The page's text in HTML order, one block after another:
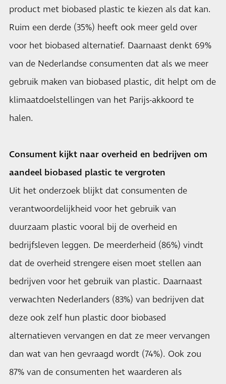
product met biobased plastic te kiezen als dat kan.
Ruim een derde (35%) heeft ook meer geld over
voor het biobased alternatief. Daarnaast denkt 69%
van de Nederlandse consumenten dat als we meer
gebruik maken van biobased plastic, dit helpt om de
klimaatdoelstellingen van het Parijs-akkoord te
halen.
Consument kijkt naar overheid en bedrijven om
aandeel biobased plastic te vergroten
Uit het onderzoek blijkt dat consumenten de
verantwoordelijkheid voor het gebruik van
duurzaam plastic vooral bij de overheid en
bedrijfsleven leggen. De meerderheid (86%) vindt
dat de overheid strengere eisen moet stellen aan
bedrijven voor het gebruik van plastic. Daarnaast
verwachten Nederlanders (83%) van bedrijven dat
deze ook zelf hun plastic door biobased
alternatieven vervangen en dat ze meer vervangen
dan wat van hen gevraagd wordt (74%). Ook zou
87% van de consumenten het waarderen als